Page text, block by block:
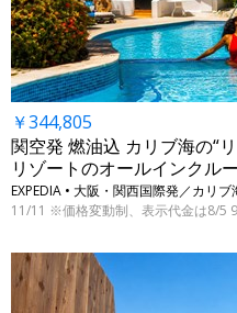
￥344,805
関空発 燃油込 カリブ海の“
リゾートのオールインクル
EXPEDIA • 大阪・関西国際発／カリ
11/11 ※価格変動制、表示代金は8/5